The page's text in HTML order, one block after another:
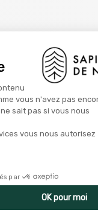
certifiée de 5